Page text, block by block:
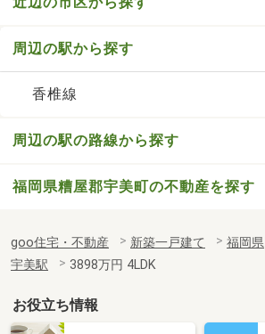
周辺の駅から探す
香椎線
周辺の駅の路線から探す
福岡県糟屋郡宇美町の不動産を探す
goo住宅・不動産 新築一戸建て 福岡県
宇美駅
3898万円 4LDK
お役立ち情報